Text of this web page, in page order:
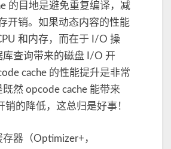
的目地是避免重复编译，减
开销。如果动态内容的性能
和内存，而在于 I/O 操
库查询带来的磁盘 I/O 开
cache 的性能提升是非常
然 opcode cache 能带来
销的降低，这总归是好事！
器（Optimizer+，